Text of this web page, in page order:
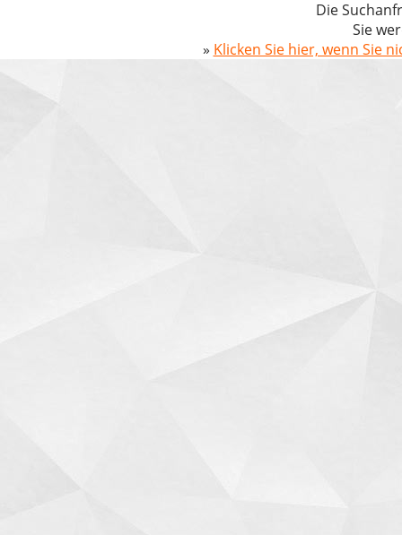
Die
Sie
» Klicken Sie hier, wenn Sie